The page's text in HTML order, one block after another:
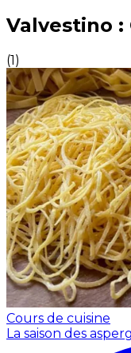
Expériences
Valvestino :
(1)
Cours de cuisine
La saison des